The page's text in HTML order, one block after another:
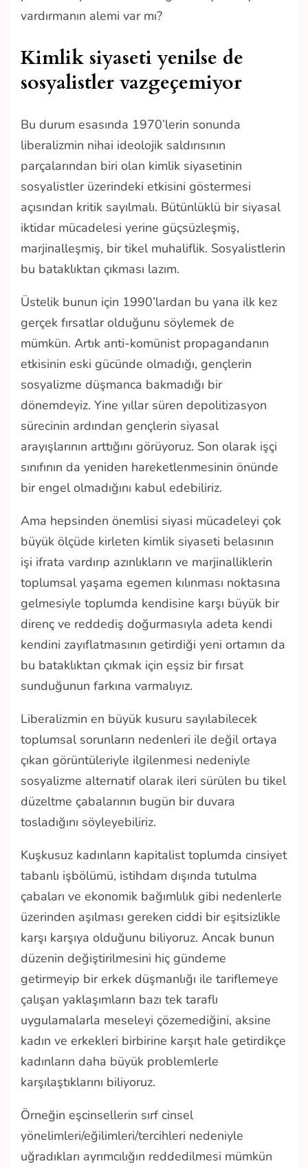
vardırmanın alemi var mı?
Kimlik siyaseti yenilse de
sosyalistler vazgeçemiyor
Bu durum esasında 1970’lerin sonunda
liberalizmin nihai ideolojik saldırısının
parçalarından biri olan kimlik siyasetinin
sosyalistler üzerindeki etkisini göstermesi
açısından kritik sayılmalı. Bütünlüklü bir siyasal
iktidar mücadelesi yerine güçsüzleşmiş,
marjinalleşmiş, bir tikel muhaliflik. Sosyalistlerin
bu bataklıktan çıkması lazım.
Üstelik bunun için 1990’lardan bu yana ilk kez
gerçek fırsatlar olduğunu söylemek de
mümkün. Artık anti-komünist propagandanın
etkisinin eski gücünde olmadığı, gençlerin
sosyalizme düşmanca bakmadığı bir
dönemdeyiz. Yine yıllar süren depolitizasyon
sürecinin ardından gençlerin siyasal
arayışlarının arttığını görüyoruz. Son olarak işçi
sınıfının da yeniden hareketlenmesinin önünde
bir engel olmadığını kabul edebiliriz.
Ama hepsinden önemlisi siyasi mücadeleyi çok
büyük ölçüde kirleten kimlik siyaseti belasının
işi ifrata vardırıp azınlıkların ve marjinalliklerin
toplumsal yaşama egemen kılınması noktasına
gelmesiyle toplumda kendisine karşı büyük bir
direnç ve reddediş doğurmasıyla adeta kendi
kendini zayıflatmasının getirdiği yeni ortamın da
bu bataklıktan çıkmak için eşsiz bir fırsat
sunduğunun farkına varmalıyız.
Liberalizmin en büyük kusuru sayılabilecek
toplumsal sorunların nedenleri ile değil ortaya
çıkan görüntüleriyle ilgilenmesi nedeniyle
sosyalizme alternatif olarak ileri sürülen bu tikel
düzeltme çabalarının bugün bir duvara
tosladığını söyleyebiliriz.
Kuşkusuz kadınların kapitalist toplumda cinsiyet
tabanlı işbölümü, istihdam dışında tutulma
çabaları ve ekonomik bağımlılık gibi nedenlerle
üzerinden aşılması gereken ciddi bir eşitsizlikle
karşı karşıya olduğunu biliyoruz. Ancak bunun
düzenin değiştirilmesini hiç gündeme
getirmeyip bir erkek düşmanlığı ile tariflemeye
çalışan yaklaşımların bazı tek taraflı
uygulamalarla meseleyi çözemediğini, aksine
kadın ve erkekleri birbirine karşıt hale getirdikçe
kadınların daha büyük problemlerle
karşılaştıklarını biliyoruz.
Örneğin eşcinsellerin sırf cinsel
yönelimleri/eğilimleri/tercihleri nedeniyle
uğradıkları ayrımcılığın reddedilmesi mümkün